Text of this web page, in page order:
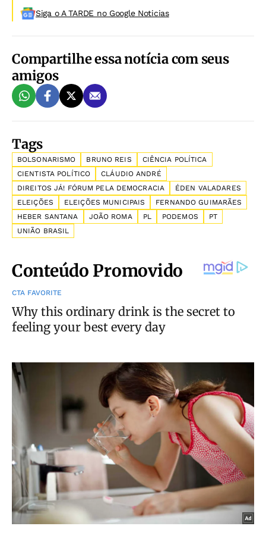
Siga o A TARDE no Google Noticias
Compartilhe essa notícia com seus
amigos
Tags
BOLSONARISMO BRUNO REIS
CIÊNCIA POLÍTICA
CIENTISTA POLÍTICO
CLÁUDIO ANDRÉ
DIREITOS JÁ! FÓRUM PELA DEMOCRACIA
ÉDEN VALADARES
ELEIÇÕES
ELEIÇÕES MUNICIPAIS
FERNANDO GUIMARÃES
HEBER SANTANA
JOÃO ROMA PL PODEMOS
PT
UNIÃO BRASIL